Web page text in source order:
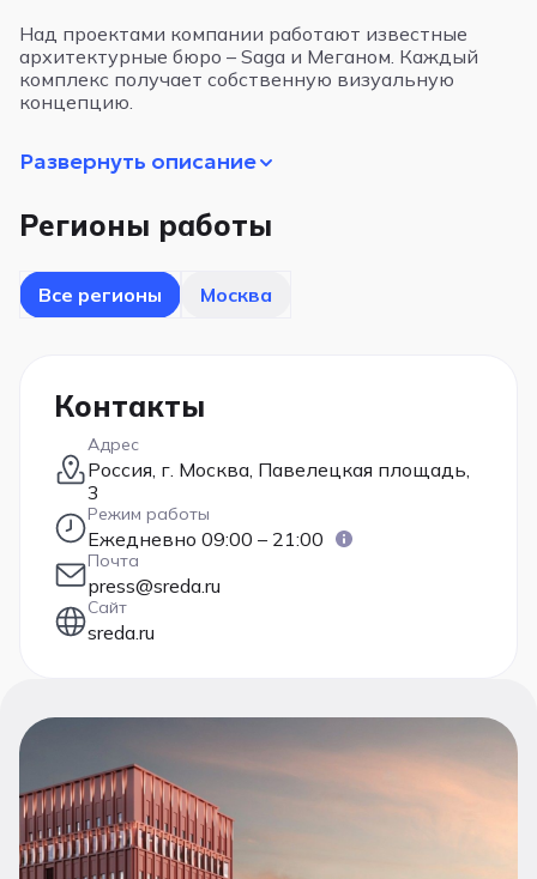
Над проектами компании работают известные
архитектурные бюро – Saga и Меганом. Каждый
комплекс получает собственную визуальную
концепцию.
Развернуть описание
Регионы работы
Все регионы Москва
Контакты
Адрес
Россия, г. Москва, Павелецкая площадь,
3
Режим работы
Ежедневно 09:00 – 21:00
Почта
press@sreda.ru
Сайт
sreda.ru